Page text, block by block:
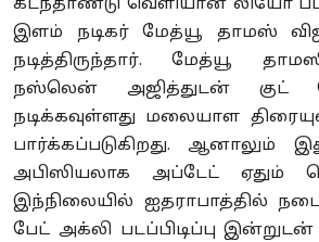
கடந்தாண்டு வெளியான லியோ
இளம் நடிகர் மேத்யூ தாமஸ்
நடித்திருந்தார். மேத்யூ
நஸ்லென் அஜித்துடன் குட்
நடிக்கவுள்ளது மலையாள
பார்க்கப்படுகிறது. ஆனாலும்
அபிஸியலாக அப்டேட் ஏதும்
இந்நிலையில் ஐதராபாத்தில்
பேட் அக்லி படப்பிடிப்பு